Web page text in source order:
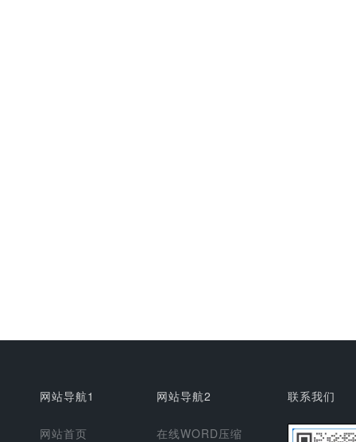
网站导航1
网站首页
网站导航2
在线WORD压缩
联系我们